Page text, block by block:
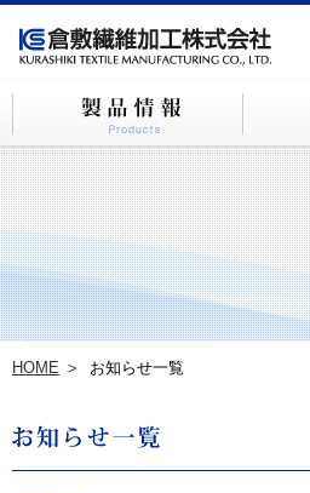
HOME お知らせ一覧